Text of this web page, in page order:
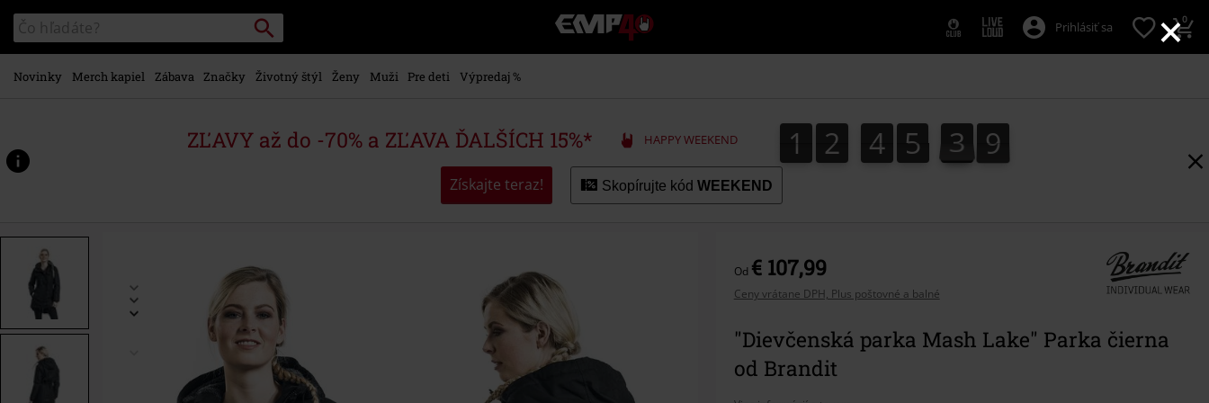
×
na
hlavný
obsah
Katalóg
vyhľadávania
Vyhľadávanie
EMP
-
Hudba,
Merch
hráčov,
Alternatívna
Prihlásiť sa 0
Novinky Merch kapiel Zábava Značky Životný štýl Ženy Muži Pre deti Výpredaj %
ZĽAVY až do -70% a ZĽAVA ĎALŠÍCH 15%* HAPPY WEEKEND 1
1 2
2 4
4 5
5 3
4
3 7
8
7
9
8
Získajte teraz! Skopírujte kód WEEKEND
www.emp-
p/diev%C4%8Densk%C3%A1-
375575.html
Od € 107,99
Ceny vrátane DPH, Plus poštovné a balné
"Dievčenská parka Mash Lake" Parka čierna
od Brandit